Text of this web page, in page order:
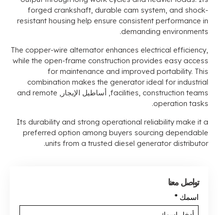
forged crankshaft, durable cam system, and shock-
resistant housing help ensure consistent performance in
demanding environments
.
The copper-wire alternator enhances electrical efficiency,
while the open-frame construction provides easy access
for maintenance and improved portability. This
combination makes the generator ideal for industrial
facilities, construction teams , أساطيل الإيجار, and remote
operation tasks
.
Its durability and strong operational reliability make it a
preferred option among buyers sourcing dependable
units from a trusted diesel generator distributor
.
تواصل معنا
اسمك *